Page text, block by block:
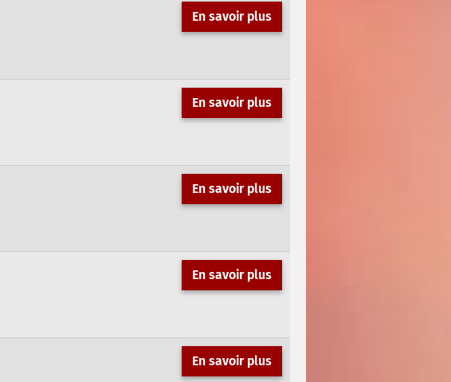
En savoir plus
En savoir plus
En savoir plus
En savoir plus
En savoir plus